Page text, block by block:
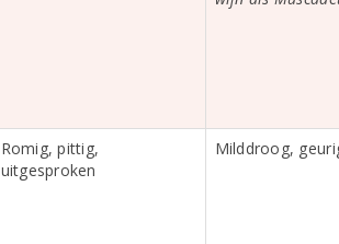
Romig, pittig,
uitgesproken
Milddroog,